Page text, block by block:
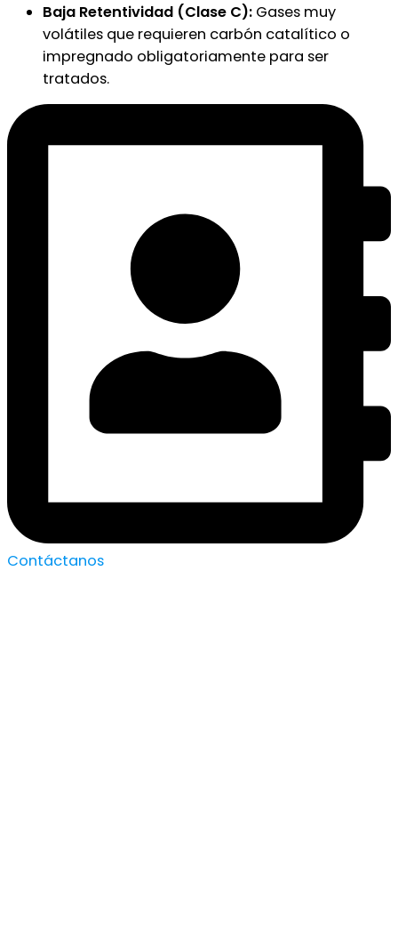
Baja Retentividad (Clase C): Gases muy
volátiles que requieren carbón catalítico o
impregnado obligatoriamente para ser
tratados.
Contáctanos